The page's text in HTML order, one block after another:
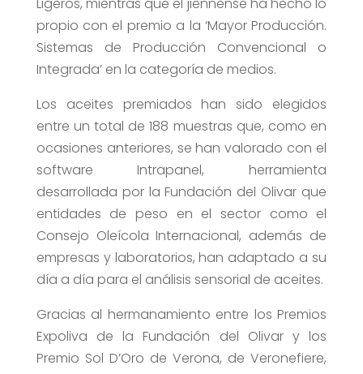
propio con el premio a la ‘Mayor Producción.
Sistemas de Producción Convencional o
Integrada’ en la categoría de medios.
Los aceites premiados han sido elegidos
entre un total de 188 muestras que, como en
ocasiones anteriores, se han valorado con el
software Intrapanel, herramienta
desarrollada por la Fundación del Olivar que
entidades de peso en el sector como el
Consejo Oleícola Internacional, además de
empresas y laboratorios, han adaptado a su
día a día para el análisis sensorial de aceites.
Gracias al hermanamiento entre los Premios
Expoliva de la Fundación del Olivar y los
Premio Sol D’Oro de Verona, de Veronefiere,